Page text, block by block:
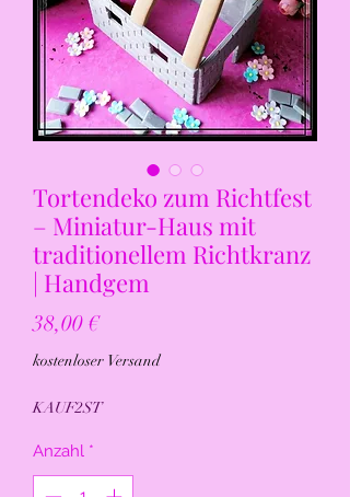
Tortendeko zum Richtfest
– Miniatur-Haus mit
traditionellem Richtkranz
| Handgem
38,00 €Preis
kostenloser Versand
KAUF2ST
Anzahl *